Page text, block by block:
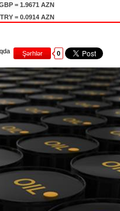
= 1.9671 AZN
= 0.0914 AZN
Şərhlər 0